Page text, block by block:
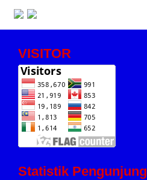
VISITOR
Statistik Pengunjung